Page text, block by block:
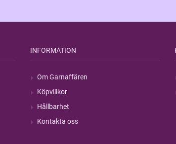
INFORMATION
Om Garnaffären
Köpvillkor
Hållbarhet
Kontakta oss